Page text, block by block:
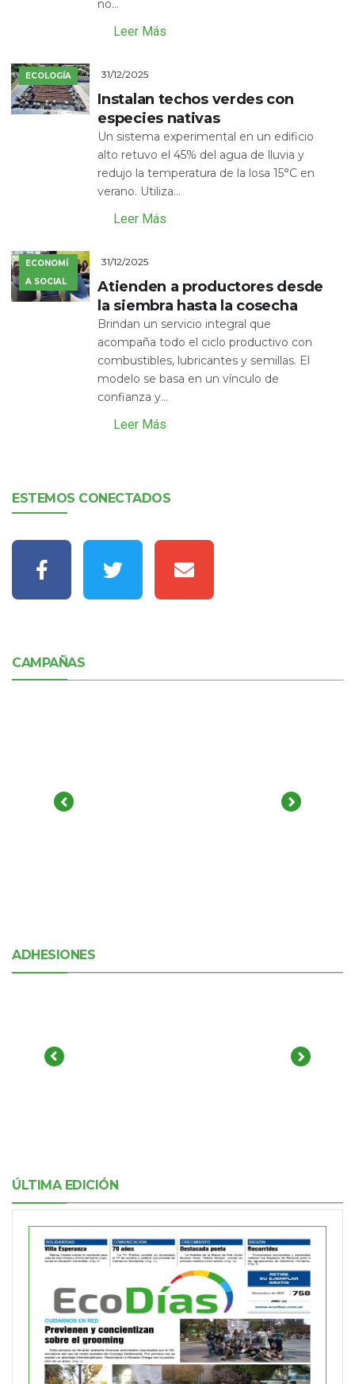
no...
Leer Más
ECOLOGÍA 31/12/2025
Instalan techos verdes con
especies nativas
Un sistema experimental en un edificio
alto retuvo el 45% del agua de lluvia y
redujo la temperatura de la losa 15°C en
verano. Utiliza...
Leer Más
ECONOMÍ
A SOCIAL
31/12/2025
Atienden a productores desde
la siembra hasta la cosecha
Brindan un servicio integral que
acompaña todo el ciclo productivo con
combustibles, lubricantes y semillas. El
modelo se basa en un vínculo de
confianza y...
Leer Más
ESTEMOS CONECTADOS
CAMPAÑAS
ADHESIONES
ÚLTIMA EDICIÓN